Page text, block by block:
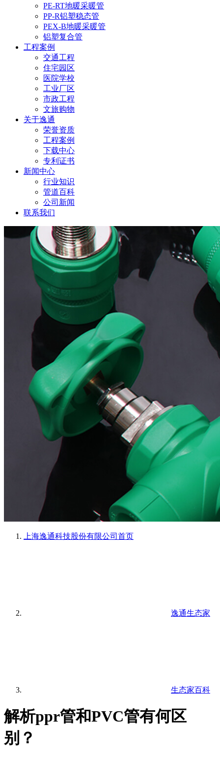
PE-RT地暖采暖管
PP-R铝塑稳态管
PEX-B地暖采暖管
铝塑复合管
工程案例
交通工程
住宅园区
医院学校
工业厂区
市政工程
文旅购物
关于逸通
荣誉资质
工程案例
下载中心
专利证书
新闻中心
行业知识
管道百科
公司新闻
联系我们
上海逸通科技股份有限公司 首页
逸通生态家
生态家百科
解析ppr管和PVC管有何区
别？